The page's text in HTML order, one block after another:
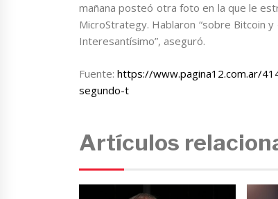
mañana posteó otra foto en la que le
MicroStrategy. Hablaron “sobre Bitcoin
Interesantísimo”, aseguró.
Fuente:https://www.pagina12.com.ar/
segundo-t
Artículos